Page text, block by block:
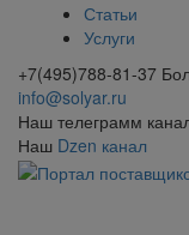
Статьи
Услуги
+7(495)788-81-37
info@solyar.ru
Наш телеграмм
Наш Dzen канал